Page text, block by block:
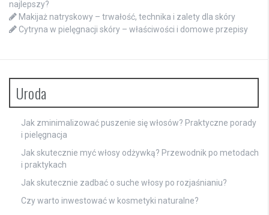
najlepszy?
Makijaż natryskowy – trwałość, technika i zalety dla skóry
Cytryna w pielęgnacji skóry – właściwości i domowe przepisy
Uroda
Jak zminimalizować puszenie się włosów? Praktyczne porady
i pielęgnacja
Jak skutecznie myć włosy odżywką? Przewodnik po metodach
i praktykach
Jak skutecznie zadbać o suche włosy po rozjaśnianiu?
Czy warto inwestować w kosmetyki naturalne?